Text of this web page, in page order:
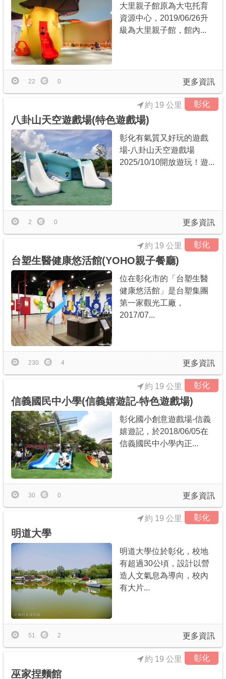
大里親子館原為大屯托育
資源中心，2019/06/26升
級為大里親子館，館內...
更多資訊
22 0
彰化
八卦山天空遊戲場(特色遊戲場)
約 19 公里
彰化有氣質又好玩的遊戲
場-八卦山天空遊戲場
2025/10/10開放遊玩！遊...
更多資訊
2 0
彰化
台塑生醫健康悠活館(YOHO親子餐廳)
約 19 公里
位在彰化市的「台塑生醫
健康悠活館」是台塑集團
第一家觀光工廠，
2017/07...
更多資訊
230 4
彰化
信義國民中小學(信義嬉遊記-特色遊戲場)
約 19 公里
彰化國小創意遊戲場-信義
嬉遊記，於2018/06/05在
信義國民中小學內正...
更多資訊
30 0
彰化
明道大學
約 19 公里
明道大學位於彰化，校地
有超過30公頃，設計以營
造人文氣息為導向，校內
有大片...
更多資訊
51 2
彰化
巫家捏麵館
約 19 公里